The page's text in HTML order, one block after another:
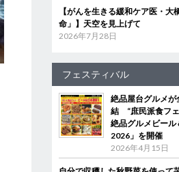
【がんを生きる緩和ケア医・大
命」】天空を見上げて
2026年7月28日
フェスティバル
絶品屋台グルメ
結 “庶民派食フ
絶品グルメビール
2026」を開催
2026年4月15日